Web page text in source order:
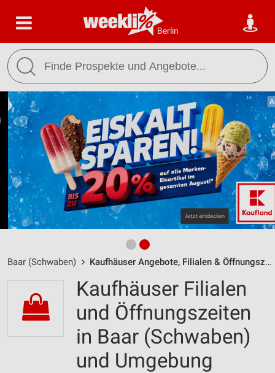
Berlin
Baar (Schwaben) Kaufhäuser Angebote, Filialen & Öffnungszeiten
Kaufhäuser Filialen
und Öffnungszeiten
in Baar (Schwaben)
und Umgebung